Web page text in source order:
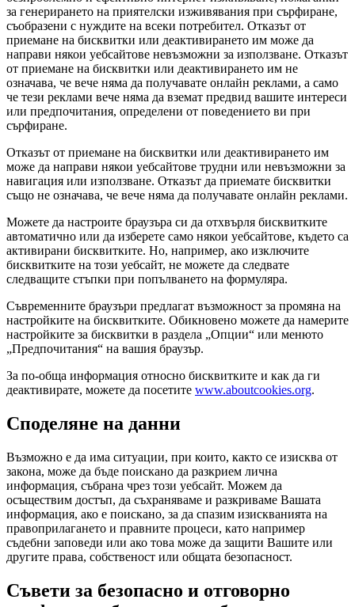
за генерирането на приятелски изживявания при сърфиране,
съобразени с нуждите на всеки потребител. Отказът от
приемане на бисквитки или деактивирането им може да
направи някои уебсайтове невъзможни за използване. Отказът
от приемане на бисквитки или деактивирането им не
означава, че вече няма да получавате онлайн реклами, а само
че тези реклами вече няма да вземат предвид вашите интереси
или предпочитания, определени от поведението ви при
сърфиране.
Отказът от приемане на бисквитки или деактивирането им
може да направи някои уебсайтове трудни или невъзможни за
навигация или използване. Отказът да приемате бисквитки
също не означава, че вече няма да получавате онлайн реклами.
Можете да настроите браузъра си да отхвърля бисквитките
автоматично или да изберете само някои уебсайтове, където са
активирани бисквитките. Но, например, ако изключите
бисквитките на този уебсайт, не можете да следвате
следващите стъпки при попълването на формуляра.
Съвременните браузъри предлагат възможност за промяна на
настройките на бисквитките. Обикновено можете да намерите
настройките за бисквитки в раздела „Опции“ или менюто
„Предпочитания“ на вашия браузър.
За по-обща информация относно бисквитките и как да ги
деактивирате, можете да посетите www.aboutcookies.org.
Споделяне на данни
Възможно е да има ситуации, при които, както се изисква от
закона, може да бъде поискано да разкрием лична
информация, събрана чрез този уебсайт. Можем да
осъществим достъп, да съхраняваме и разкриваме Вашата
информация, ако е поискано, за да спазим изискванията на
правоприлагането и правните процеси, като например
съдебни заповеди или ако това може да защити Вашите или
другите права, собственост или общата безопасност.
Съвети за безопасно и отговорно